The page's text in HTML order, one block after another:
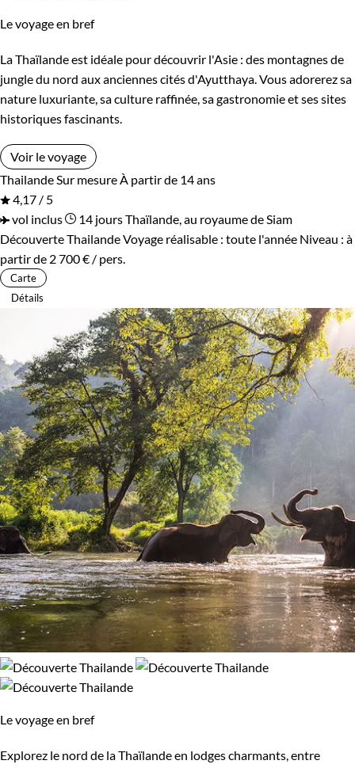
Le voyage en bref
La Thaïlande est idéale pour découvrir l'Asie : des montagnes de
jungle du nord aux anciennes cités d'Ayutthaya. Vous adorerez sa
nature luxuriante, sa culture raffinée, sa gastronomie et ses sites
historiques fascinants.
Voir le voyage
Thailande Sur mesure À partir de 14 ans
4,17 / 5
vol inclus
14 joursThaïlande, au royaume de Siam
Découverte ThailandeVoyage réalisable : toute l'année Niveau : à
partir de 2 700 € / pers.
Carte
Détails
Le voyage en bref
Explorez le nord de la Thaïlande en lodges charmants, entre